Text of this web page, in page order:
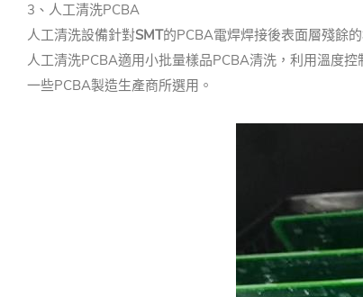
3、人工清洗PCBA
人工清洗設備針對SMT的PCBA電焊焊接後表面層殘餘
人工清洗PCBA適用小批量樣品PCBA清洗，利用溫度
一些PCBA製造生產商所選用。